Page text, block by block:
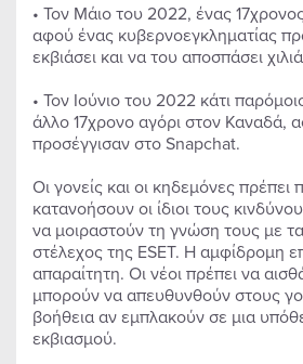
• Τον Μάιο του 2022, ένας
αφού ένας κυβερνοεγκληματίας
εκβιάσει και να του αποσπάσει
• Τον Ιούνιο του 2022 κάτι
άλλο 17χρονο αγόρι στον Καναδά,
προσέγγισαν στο Snapchat.
Οι γονείς και οι κηδεμόνες πρέπει
κατανοήσουν οι ίδιοι τους
να μοιραστούν τη γνώση τους με τα
στέλεχος της ESET. Η αμφίδρομη
απαραίτητη. Οι νέοι πρέπει να
μπορούν να απευθυνθούν στους
βοήθεια αν εμπλακούν σε μια
εκβιασμού.